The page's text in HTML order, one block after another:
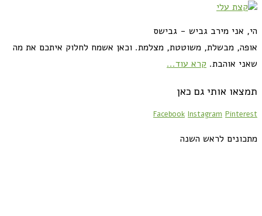
הי, אני מירב גביש - גבישס
אופה, מבשלת, משוטטת, מצלמת. וכאן אשמח לחלוק איתכם את מה
שאני אוהבת. קרא עוד...
תמצאו אותי גם כאן
Facebook Instagram Pinterest
מתכונים לראש השנה